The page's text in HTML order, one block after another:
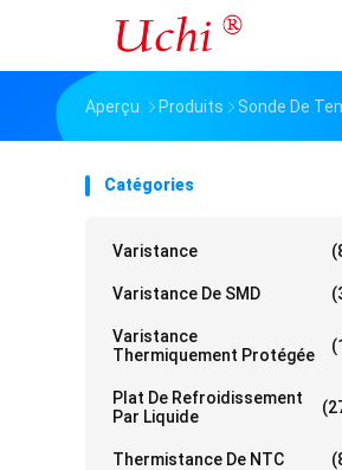
Aperçu Produits Sonde De
Catégories
Varistance
Varistance De SMD
Varistance
Thermiquement Protégée
Plat De Refroidissement
Par Liquide
Thermistance De NTC